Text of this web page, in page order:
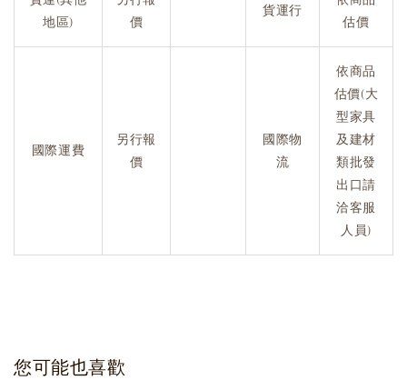
地區)
價
貨運行
估價
國際運費
另行報
價
國際物
流
依商品
估價(大
型家具
及建材
類批發
出口請
洽客服
人員)
您可能也喜歡